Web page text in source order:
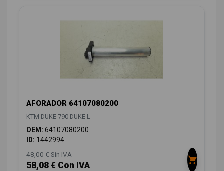
AFORADOR 64107080200
KTM DUKE 790 DUKE L
OEM: 64107080200
ID: 1442994
48,00 € Sin IVA
58,08 € Con IVA